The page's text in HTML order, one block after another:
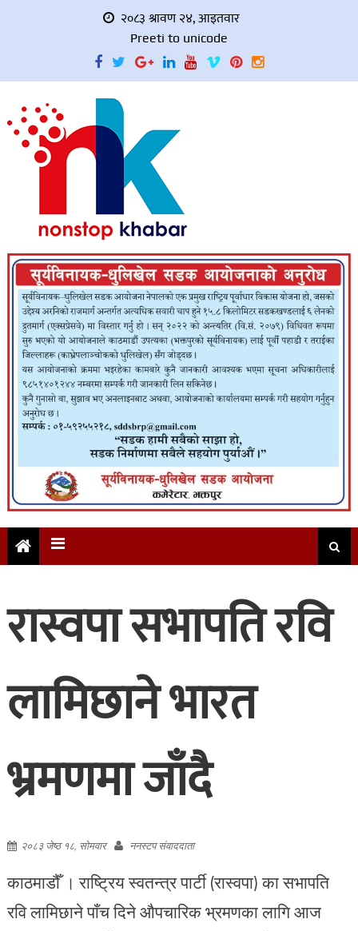
२०८३ श्रावण २४, आइतवार
Preeti to unicode
रास्वपा सभापति रवि
लामिछाने भारत
भ्रमणमा जाँदै
२०८३ जेष्ठ १८, सोमवार ननस्टप संवाददाता
काठमाडौँ । राष्ट्रिय स्वतन्त्र पार्टी (रास्वपा) का सभापति
रवि लामिछाने पाँच दिने औपचारिक भ्रमणका लागि आज